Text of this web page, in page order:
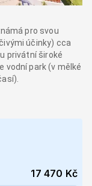
pro svou
účinky) cca
privátní široké
vodní park (v mělké
17 470 Kč